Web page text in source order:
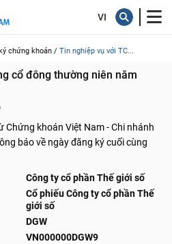
chứng khoán / Tin nghiệp vụ với TC...
cổ đông thường niên năm
Chứng khoán Việt Nam - Chi nhánh
báo về ngày đăng ký cuối cùng
Công ty cổ phần Thế giới số
Cổ phiếu Công ty cổ phần Thế
giới số
DGW
VN000000DGW9